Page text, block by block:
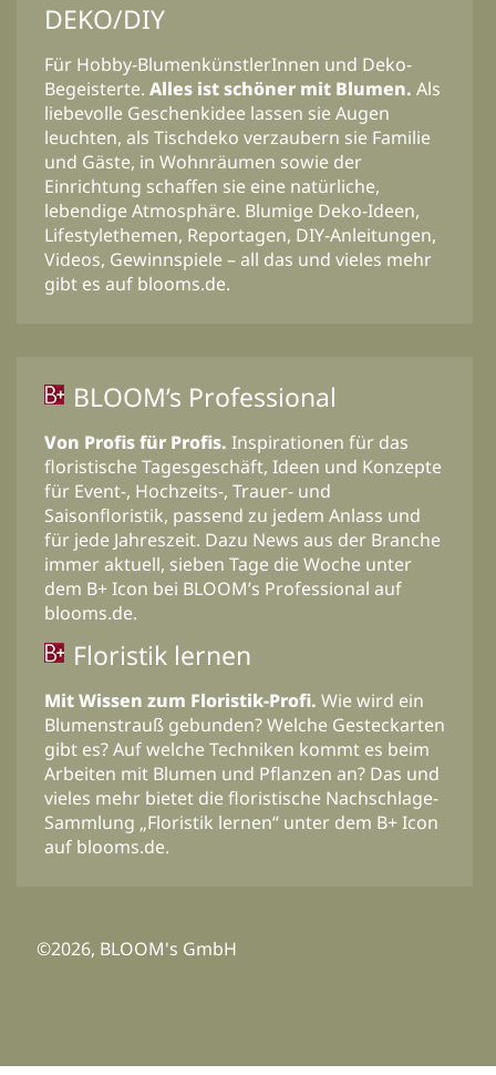
DEKO/DIY
Für Hobby-BlumenkünstlerInnen und Deko-
Begeisterte. Alles ist schöner mit Blumen. Als
liebevolle Geschenkidee lassen sie Augen
leuchten, als Tischdeko verzaubern sie Familie
und Gäste, in Wohnräumen sowie der
Einrichtung schaffen sie eine natürliche,
lebendige Atmosphäre. Blumige Deko-Ideen,
Lifestylethemen, Reportagen, DIY-Anleitungen,
Videos, Gewinnspiele – all das und vieles mehr
gibt es auf blooms.de.
BLOOM’s Professional
Von Profis für Profis. Inspirationen für das
floristische Tagesgeschäft, Ideen und Konzepte
für Event-, Hochzeits-, Trauer- und
Saisonfloristik, passend zu jedem Anlass und
für jede Jahreszeit. Dazu News aus der Branche
immer aktuell, sieben Tage die Woche unter
dem B+ Icon bei BLOOM’s Professional auf
blooms.de.
Floristik lernen
Mit Wissen zum Floristik-Profi. Wie wird ein
Blumenstrauß gebunden? Welche Gesteckarten
gibt es? Auf welche Techniken kommt es beim
Arbeiten mit Blumen und Pflanzen an? Das und
vieles mehr bietet die floristische Nachschlage-
Sammlung „Floristik lernen“ unter dem B+ Icon
auf blooms.de.
©2026, BLOOM's GmbH